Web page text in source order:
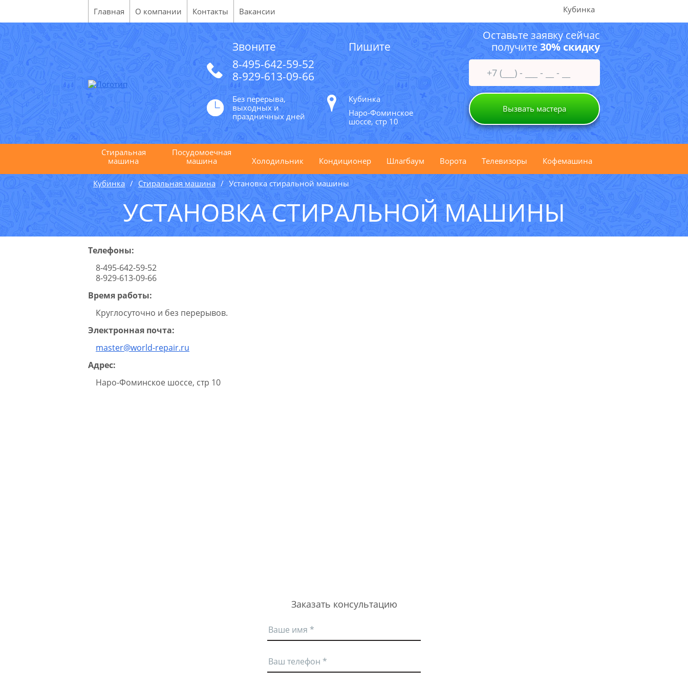
Главная О компании Контакты Вакансии Кубинка
Звоните
8-495-642-59-52
8-929-613-09-66
Пишите
Без перерыва,
выходных и
праздничных дней
Кубинка
Наро-Фоминское
шоссе, стр 10
Оставьте заявку сейчас
получите30% скидку
Вызвать мастера
Стиральная
машина
Посудомоечная
машина
Холодильник Кондиционер Шлагбаум Ворота Телевизоры Кофемашина
Кубинка Стиральная машина Установка стиральной машины
УСТАНОВКА СТИРАЛЬНОЙ МАШИНЫ
Телефоны:
8-495-642-59-52
8-929-613-09-66
Время работы:
Круглосуточно и без перерывов.
Электронная почта:
master@world-repair.ru
Адрес:
Наро-Фоминское шоссе, стр 10
Заказать консультацию